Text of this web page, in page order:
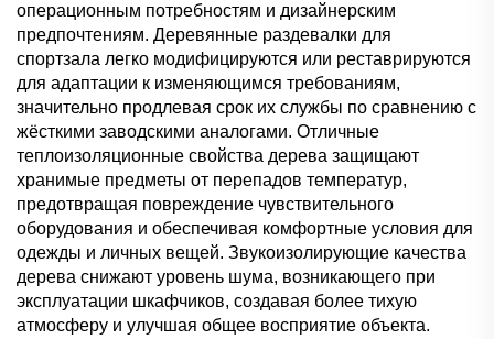
операционным потребностям и дизайнерским
предпочтениям. Деревянные раздевалки для
спортзала легко модифицируются или реставрируются
для адаптации к изменяющимся требованиям,
значительно продлевая срок их службы по сравнению с
жёсткими заводскими аналогами. Отличные
теплоизоляционные свойства дерева защищают
хранимые предметы от перепадов температур,
предотвращая повреждение чувствительного
оборудования и обеспечивая комфортные условия для
одежды и личных вещей. Звукоизолирующие качества
дерева снижают уровень шума, возникающего при
эксплуатации шкафчиков, создавая более тихую
атмосферу и улучшая общее восприятие объекта.